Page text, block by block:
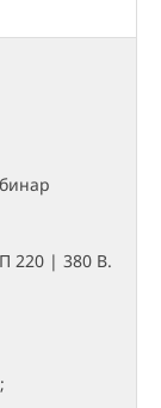
220 | 380 В.